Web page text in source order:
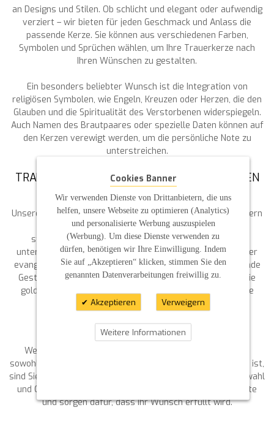
an Designs und Stilen. Ob schlicht und elegant oder aufwendig
verziert – wir bieten für jeden Geschmack und Anlass die
passende Kerze. Sie können aus verschiedenen Farben,
Symbolen und Sprüchen wählen, um Ihre Trauerkerze nach
Ihren Wünschen zu gestalten.
Ein besonders beliebter Wunsch ist die Integration von
religiösen Symbolen, wie Engeln, Kreuzen oder Herzen, die den
Glauben und die Spiritualität des Verstorbenen widerspiegeln.
Auch Namen des Brautpaares oder spezielle Daten können auf
den Kerzen verewigt werden, um die persönliche Note zu
unterstreichen.
TRAUERFEIERN IN VERSCHIEDENEN RELIGIÖSEN
UND KULTURELLEN KONTEXTEN
Unsere Trauerkerzen sind nicht nur für kirchliche Trauerfeiern
geeignet, sondern auch für freie Trauungen und
standesamtliche Trauungen. Wir berücksichtigen die
unterschiedlichen Bedürfnisse und Traditionen, sei es in der
evangelischen oder katholischen Kirche, und bieten passende
Gestaltungsmöglichkeiten für jede Zeremonie. Auch für die
goldene Hochzeit oder spezielle Gedenktage haben wir die
richtige Kerze im Angebot.
DIE PERFEKTE TRAUERKERZE FINDEN
Wenn Sie auf der Suche nach einer Trauerkerze sind, die
sowohl qualitativ hochwertig als auch individuell gestaltbar ist,
sind Sie bei uns genau richtig. Wir stehen Ihnen bei der Auswahl
und Gestaltung Ihrer Gedenkkerze gerne beratend zur Seite
und sorgen dafür, dass Ihr Wunsch erfüllt wird.
Cookies Banner
Wir verwenden Dienste von Drittanbietern, die uns
helfen, unsere Webseite zu optimieren (Analytics)
und personalisierte Werbung auszuspielen
(Werbung). Um diese Dienste verwenden zu
dürfen, benötigen wir Ihre Einwilligung. Indem
Sie auf „Akzeptieren“ klicken, stimmen Sie den
genannten Datenverarbeitungen freiwillig zu.
Akzeptieren Verweigern
Weitere Informationen